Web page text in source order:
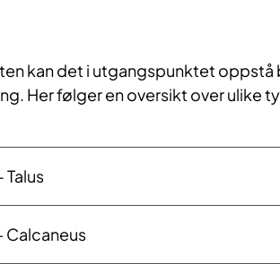
kan det i utgangspunktet
Her følger en oversikt over ulike